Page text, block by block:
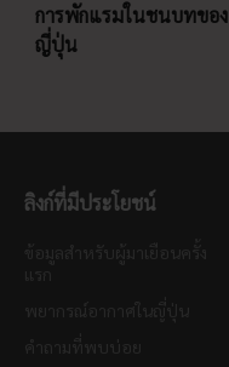
การพักแรมในชนบทของ
ญี่ปุ่น
ลิงก์ที่มีประโยชน์